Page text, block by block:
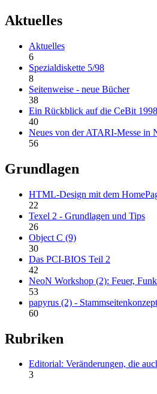
Aktuelles
Aktuelles
6
Spezialdiskette 5/98
8
Seitenweise - neue Bücher
38
Ein Rückblick auf die CeBit 1998
40
Neues von der ATARI-Messe in
56
Grundlagen
HTML-Design mit dem
22
Texel 2 - Grundlagen und Tips
26
Object C (9)
30
Das PCI-BIOS Teil 2
42
NeoN Workshop (2): Feuer,
53
papyrus (2) -
60
Rubriken
Editorial: Veränderungen, die
3